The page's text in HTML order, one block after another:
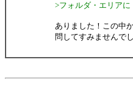
>フォルダ・エリア
ありました！この中
問してすみませんでし